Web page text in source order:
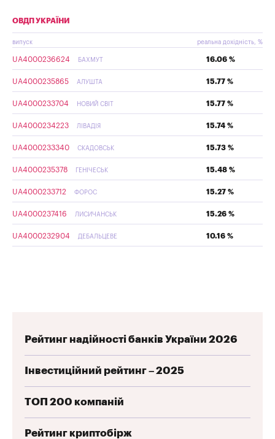
ОВДП УКРАЇНИ
випуск реальна дохідність, %
UA4000236624 БАХМУТ 16.06 %
UA4000235865 АЛУШТА 15.77 %
UA4000233704 НОВИЙ СВІТ 15.77 %
UA4000234223 ЛІВАДІЯ 15.74 %
UA4000233340 СКАДОВСЬК 15.73 %
UA4000235378 ГЕНІЧЕСЬК 15.48 %
UA4000233712 ФОРОС 15.27 %
UA4000237416 ЛИСИЧАНСЬК 15.26 %
UA4000232904 ДЕБАЛЬЦЕВЕ 10.16 %
Рейтинг надійності банків України 2026
Інвестиційний рейтинг – 2025
ТОП 200 компаній
Рейтинг криптобірж